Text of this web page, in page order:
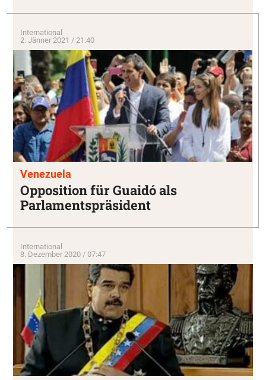
International
2. Jänner 2021 / 21:40
Venezuela
Opposition für Guaidó als
Parlamentspräsident
International
8. Dezember 2020 / 07:47